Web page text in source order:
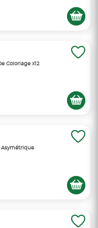
Coloriage x12
Asymétrique